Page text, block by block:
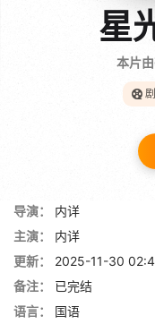
星
本片
导演：
内详
主演：
内详
更新：
2025-11-30
备注：
已完结
语言：
国语